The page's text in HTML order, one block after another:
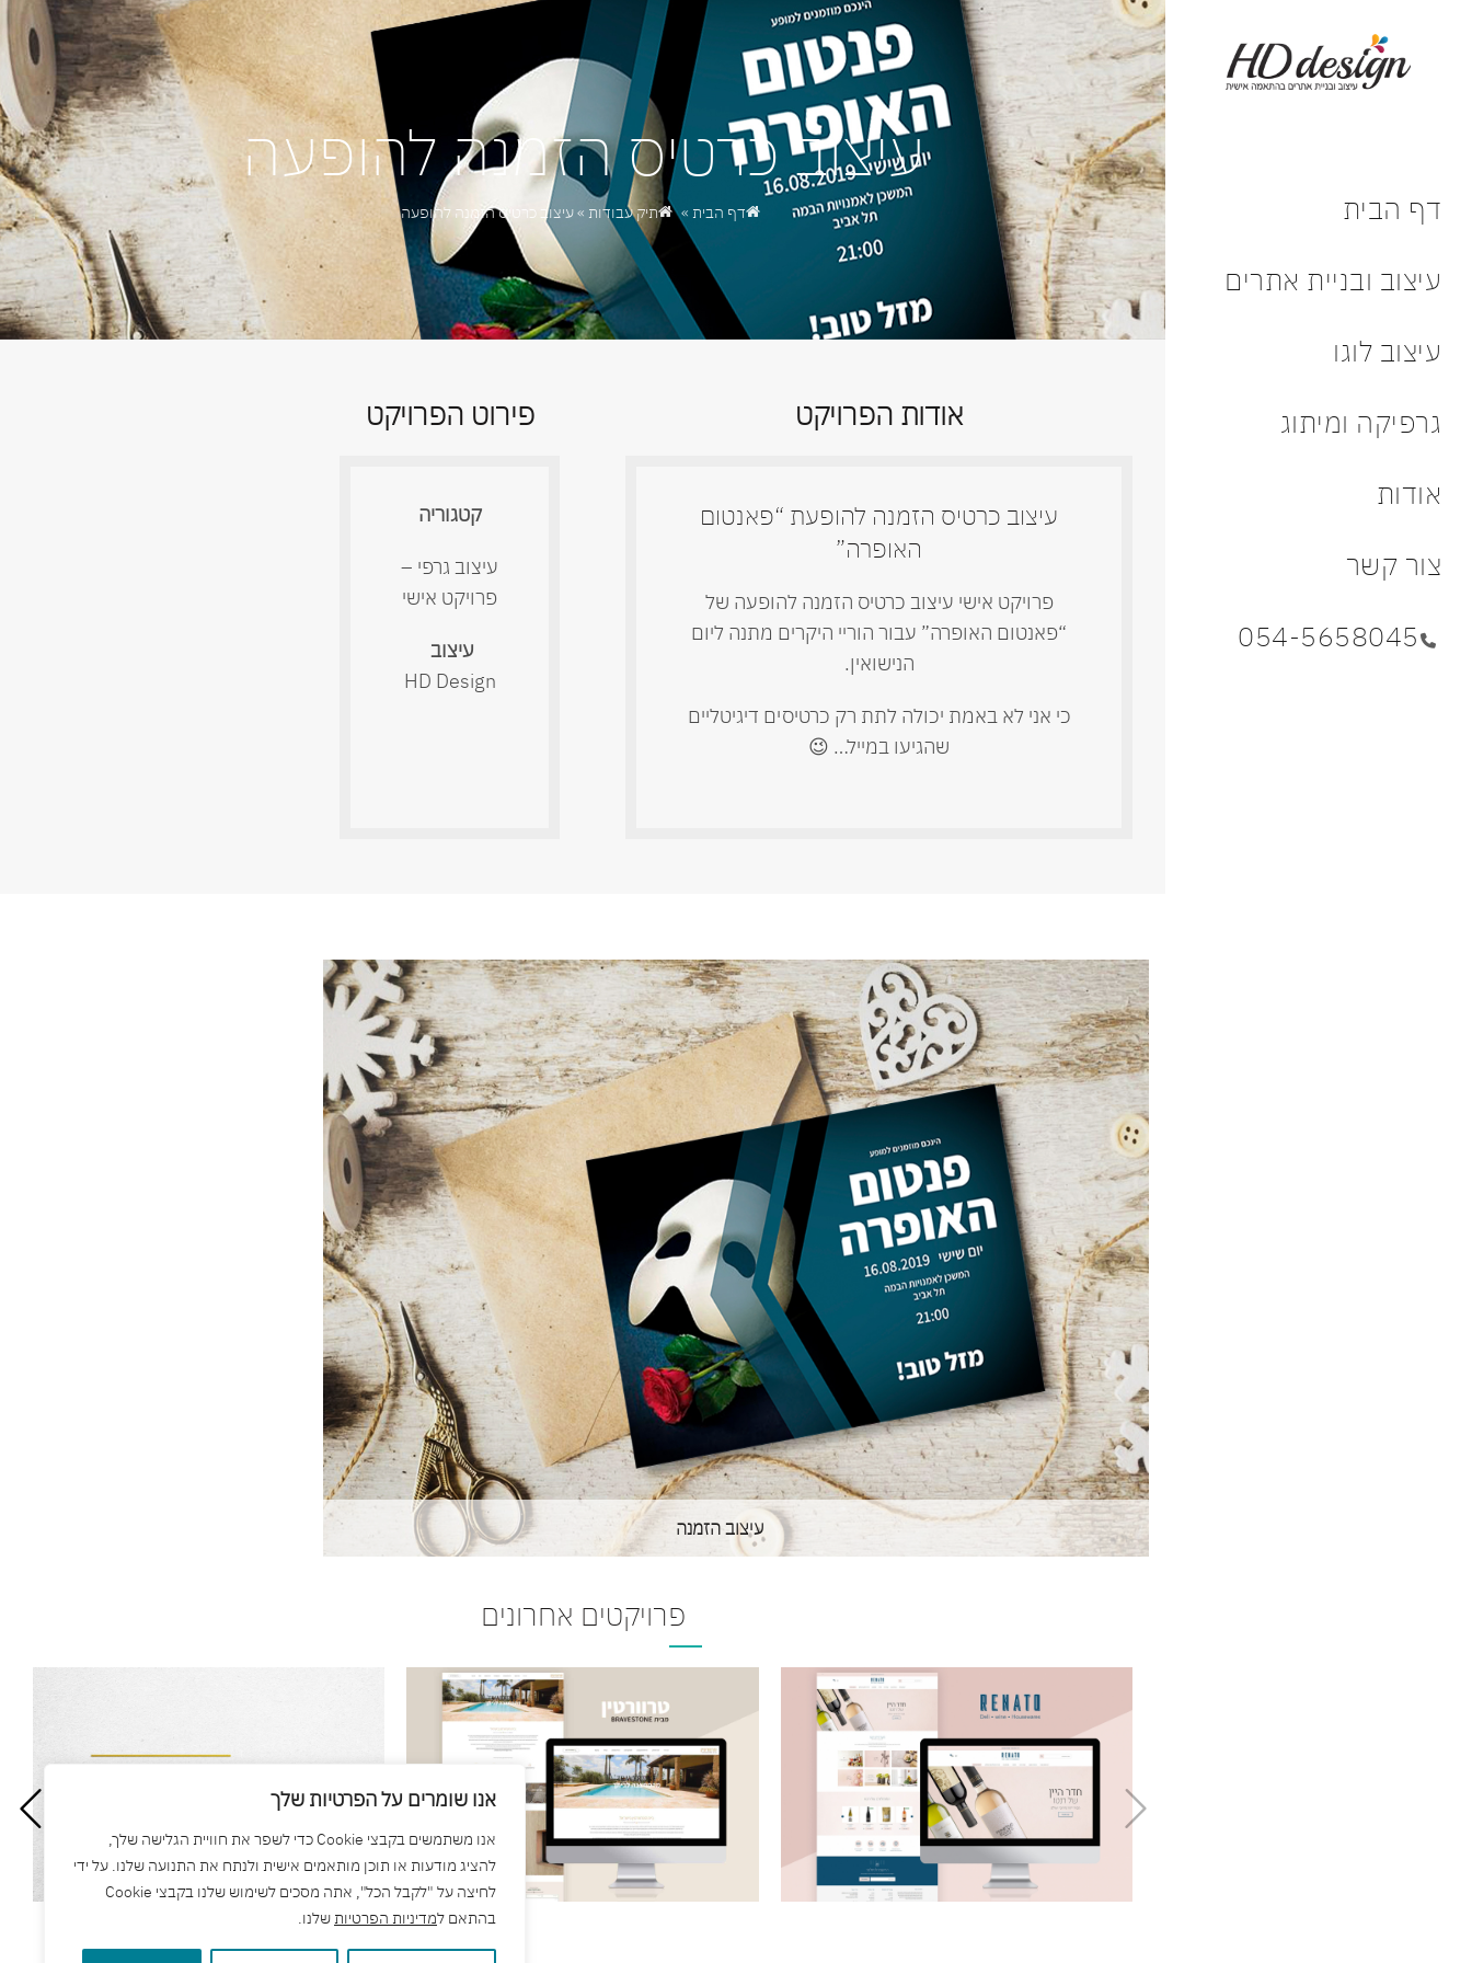
אנו שומרים על הפרטיות שלך
אנו משתמשים בקבצי Cookie כדי לשפר את חוויית הגלישה שלך,
להציג מודעות או תוכן מותאמים אישית ולנתח את התנועה שלנו. על ידי
לחיצה על "לקבל הכל", אתה מסכים לשימוש שלנו בקבצי Cookie
בהתאם למדיניות הפרטיותשלנו.
דף הבית
עיצוב ובניית אתרים
עיצוב לוגו
גרפיקה ומיתוג
אודות
צור קשר
054-5658045
עיצוב כרטיס הזמנה להופעה
דף הבית » תיק עבודות »עיצוב כרטיס הזמנה להופעה
אודות הפרויקט
עיצוב כרטיס הזמנה להופעת “פאנטום
האופרה”
פרויקט אישי עיצוב כרטיס הזמנה להופעה של
“פאנטום האופרה” עבור הוריי היקרים מתנה ליום
הנישואין.
כי אני לא באמת יכולה לתת רק כרטיסים דיגיטליים
שהגיעו במייל… 😉
פירוט הפרויקט
קטגוריה
עיצוב גרפי –
פרויקט אישי
עיצוב
HD Design
עיצוב הזמנה
פרויקטים אחרונים